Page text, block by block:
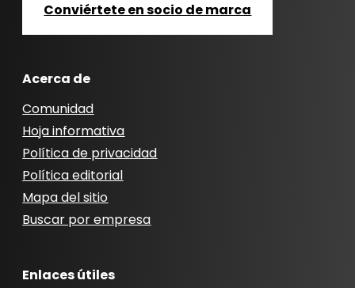
Conviértete en socio de marca
Acerca de
Comunidad
Hoja informativa
Política de privacidad
Política editorial
Mapa del sitio
Buscar por empresa
Enlaces útiles